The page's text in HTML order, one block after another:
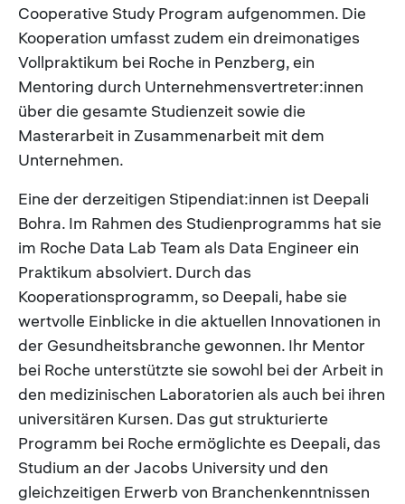
Cooperative Study Program aufgenommen. Die
Kooperation umfasst zudem ein dreimonatiges
Vollpraktikum bei Roche in Penzberg, ein
Mentoring durch Unternehmensvertreter:innen
über die gesamte Studienzeit sowie die
Masterarbeit in Zusammenarbeit mit dem
Unternehmen.
Eine der derzeitigen Stipendiat:innen ist Deepali
Bohra. Im Rahmen des Studienprogramms hat sie
im Roche Data Lab Team als Data Engineer ein
Praktikum absolviert. Durch das
Kooperationsprogramm, so Deepali, habe sie
wertvolle Einblicke in die aktuellen Innovationen in
der Gesundheitsbranche gewonnen. Ihr Mentor
bei Roche unterstützte sie sowohl bei der Arbeit in
den medizinischen Laboratorien als auch bei ihren
universitären Kursen. Das gut strukturierte
Programm bei Roche ermöglichte es Deepali, das
Studium an der Jacobs University und den
gleichzeitigen Erwerb von Branchenkenntnissen